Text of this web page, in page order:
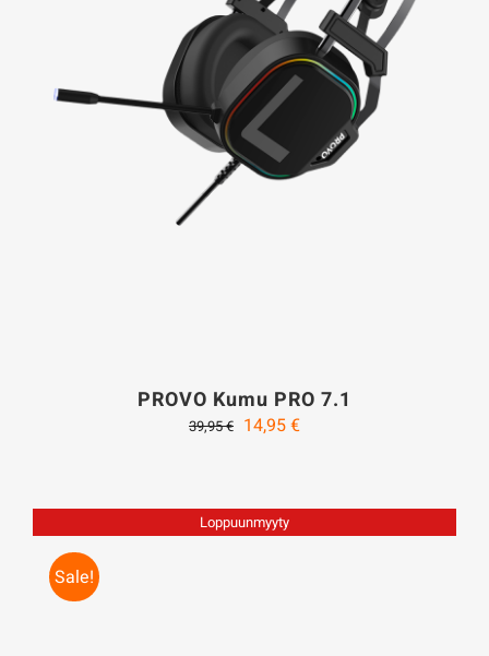
PROVO Kumu PRO 7.1
39,95€ Alkuperäinen
39,95 €.
14,95€Nykyinen
14,95 €.
Loppuunmyyty
Sale!